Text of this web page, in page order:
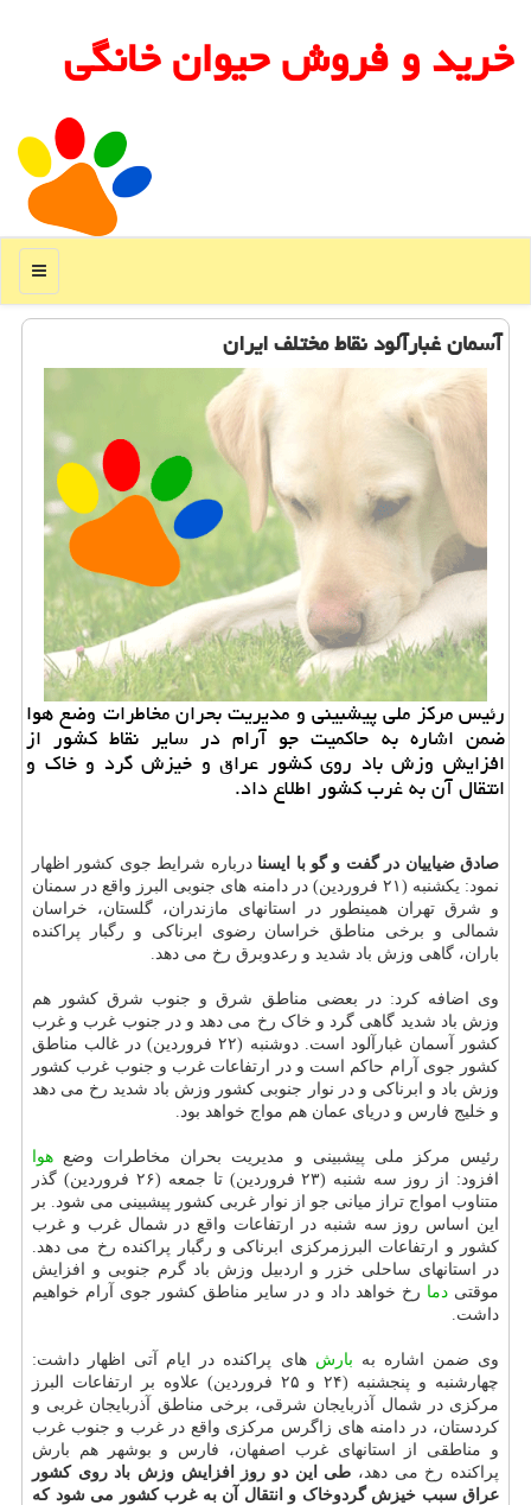
خرید و فروش حیوان خانگی
منو
آسمان غبارآلود نقاط مختلف ایران
رئیس مرکز ملی پیشبینی و مدیریت بحران مخاطرات وضع هوا
ضمن اشاره به حاکمیت جو آرام در سایر نقاط کشور از
افزایش وزش باد روی کشور عراق و خیزش گرد و خاک و
انتقال آن به غرب کشور اطلاع داد.
صادق ضیاییان در گفت و گو با ایسنا درباره شرایط جوی کشور اظهار
نمود: یکشنبه (۲۱ فروردین) در دامنه های جنوبی البرز واقع در سمنان
و شرق تهران همینطور در استانهای مازندران، گلستان، خراسان
شمالی و برخی مناطق خراسان رضوی ابرناکی و رگبار پراکنده
باران، گاهی وزش باد شدید و رعدوبرق رخ می دهد.
وی اضافه کرد: در بعضی مناطق شرق و جنوب شرق کشور هم
وزش باد شدید گاهی گرد و خاک رخ می دهد و در جنوب غرب و غرب
کشور آسمان غبارآلود است. دوشنبه (۲۲ فروردین) در غالب مناطق
کشور جوی آرام حاکم است و در ارتفاعات غرب و جنوب غرب کشور
وزش باد و ابرناکی و در نوار جنوبی کشور وزش باد شدید رخ می دهد
و خلیج فارس و دریای عمان هم مواج خواهد بود.
رئیس مرکز ملی پیشبینی و مدیریت بحران مخاطرات وضع هوا
افزود: از روز سه شنبه (۲۳ فروردین) تا جمعه (۲۶ فروردین) گذر
متناوب امواج تراز میانی جو از نوار غربی کشور پیشبینی می شود. بر
این اساس روز سه شنبه در ارتفاعات واقع در شمال غرب و غرب
کشور و ارتفاعات البرزمرکزی ابرناکی و رگبار پراکنده رخ می دهد.
در استانهای ساحلی خزر و اردبیل وزش باد گرم جنوبی و افزایش
موقتیدما رخ خواهد داد و در سایر مناطق کشور جوی آرام خواهیم
داشت.
وی ضمن اشاره به بارش های پراکنده در ایام آتی اظهار داشت:
چهارشنبه و پنجشنبه (۲۴ و ۲۵ فروردین) علاوه بر ارتفاعات البرز
مرکزی در شمال آذربایجان شرقی، برخی مناطق آذربایجان غربی و
کردستان، در دامنه های زاگرس مرکزی واقع در غرب و جنوب غرب
و مناطقی از استانهای غرب اصفهان، فارس و بوشهر هم بارش
پراکنده رخ می دهد، طی این دو روز افزایش وزش باد روی کشور
عراق سبب خیزش گردوخاک و انتقال آن به غرب کشور می شود که